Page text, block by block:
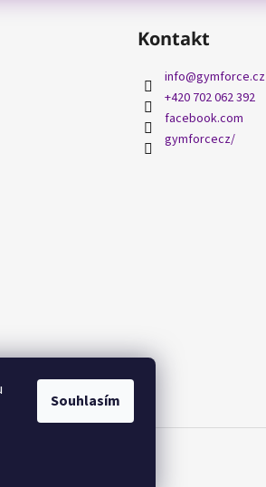
Souhlasím
Kontakt
info@gymforce.cz
+420 702 062 392
facebook.com
gymforcecz/